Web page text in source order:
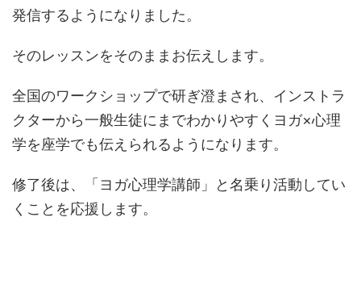
発信するようになりました。
そのレッスンをそのままお伝えします。
全国のワークショップで研ぎ澄まされ、インストラ
クターから一般生徒にまでわかりやすくヨガ×心理
学を座学でも伝えられるようになります。
修了後は、「ヨガ心理学講師」と名乗り活動してい
くことを応援します。